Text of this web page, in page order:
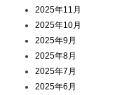
2025年11月
2025年10月
2025年9月
2025年8月
2025年7月
2025年6月